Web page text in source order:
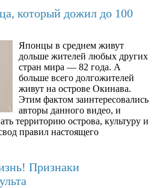
который дожил до 100
Японцы в среднем живут
дольше жителей любых других
стран мира — 82 года. А
больше всего долгожителей
живут на острове Окинава.
Этим фактом заинтересовались
авторы данного видео, и
территорию острова, культуру и
правил настоящего
Признаки